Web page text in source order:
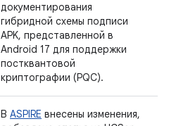
документирования
гибридной схемы подписи
APK, представленной в
Android 17 для поддержки
постквантовой
криптографии (PQC).
В ASPIRE внесены изменения,